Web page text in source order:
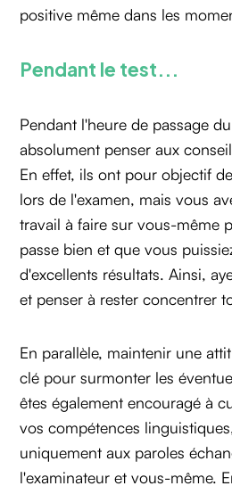
positive même dans les
Pendant le test...
Pendant l'heure de passage
absolument penser aux
En effet, ils ont pour objectif
lors de l'examen, mais vous
travail à faire sur vous-même
passe bien et que vous
d'excellents résultats. Ainsi,
et penser à rester concentrer
En parallèle, maintenir une
clé pour surmonter les
êtes également encouragé à
vos compétences
uniquement aux paroles
l'examinateur et vous-même.